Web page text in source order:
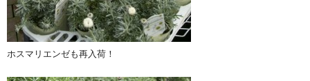
ホスマリエンゼも再入荷！